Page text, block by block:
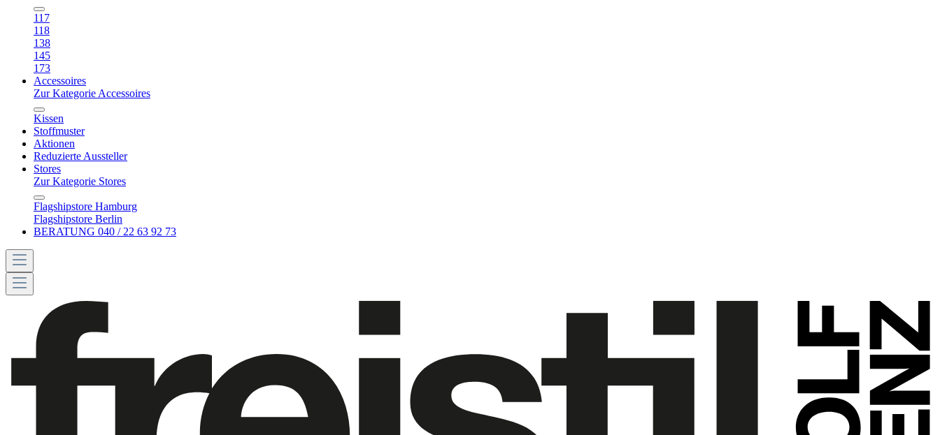
117
118
138
145
173
Accessoires
Zur Kategorie Accessoires
Kissen
Stoffmuster
Aktionen
Reduzierte Aussteller
Stores
Zur Kategorie Stores
Flagshipstore Hamburg
Flagshipstore Berlin
BERATUNG 040 / 22 63 92 73